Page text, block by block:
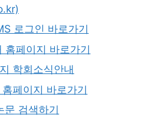
로그인 바로가기
홈페이지 바로가기
학회소식안내
페이지 바로가기
문 검색하기